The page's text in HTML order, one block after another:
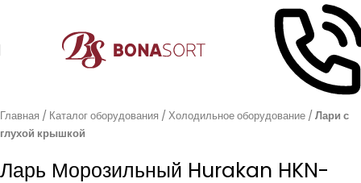
Главная Каталог оборудования Холодильное оборудование
Лари с
глухой крышкой
Ларь Морозильный Hurakan HKN-